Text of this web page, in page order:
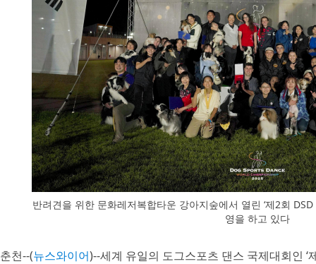
반려견을 위한 문화레저복합타운 강아지숲에서 열린 ‘제2회
영을 하고 있다
춘천--(뉴스와이어)--세계 유일의 도그스포츠 댄스 국제대회인